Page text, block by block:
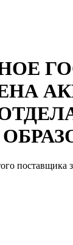
поставщика